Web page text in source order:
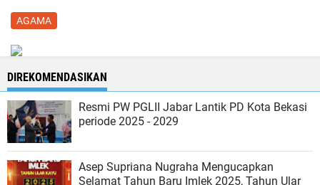
AGAMA
DIREKOMENDASIKAN
Resmi PW PGLII Jabar Lantik PD Kota Bekasi
periode 2025 - 2029
Asep Supriana Nugraha Mengucapkan
Selamat Tahun Baru Imlek 2025, Tahun Ular